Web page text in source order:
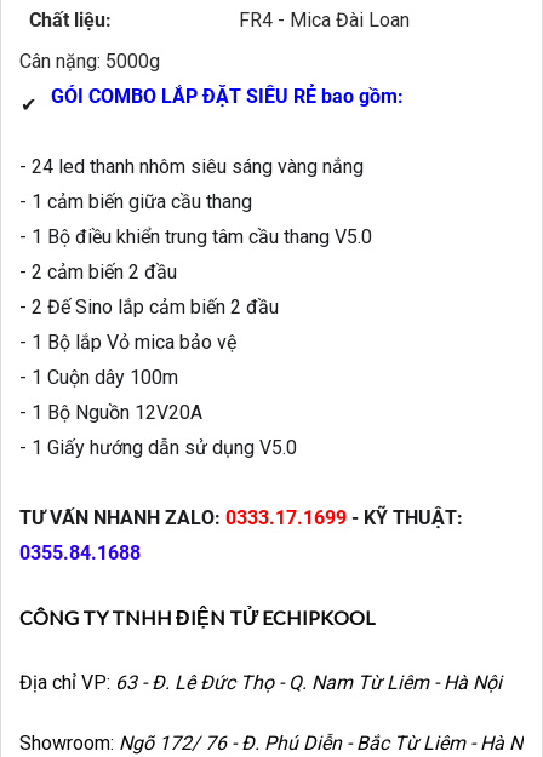
Chất liệu:
FR4 - Mica Đài Loan
Cân nặng: 5000g
✔
GÓI COMBO LẮP ĐẶT SIÊU RẺ bao gồm:
- 24 led thanh nhôm siêu sáng vàng nắng
- 1 cảm biến giữa cầu thang
- 1 Bộ điều khiển trung tâm cầu thang V5.0
- 2 cảm biến 2 đầu
- 2 Đế Sino lắp cảm biến 2 đầu
- 1 Bộ lắp Vỏ mica bảo vệ
- 1 Cuộn dây 100m
- 1 Bộ Nguồn 12V20A
- 1 Giấy hướng dẫn sử dụng V5.0
TƯ VẤN NHANH ZALO: 0333.17.1699 - KỸ THUẬT:
0355.84.1688
CÔNG TY TNHH ĐIỆN TỬ ECHIPKOOL
Địa chỉ VP: 63 - Đ. Lê Đức Thọ - Q. Nam Từ Liêm - Hà Nội
Showroom: Ngõ 172/ 76 - Đ. Phú Diễn - Bắc Từ Liêm - Hà Nội